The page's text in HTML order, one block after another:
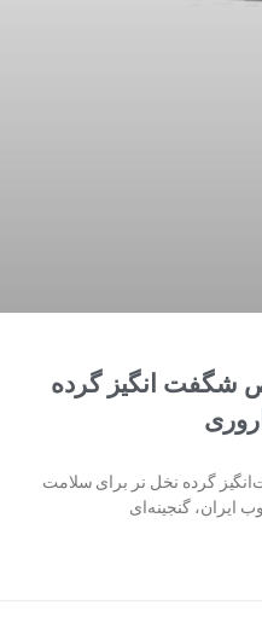
شگفت انگیز گرده
گرده نخل نر برای سلامت
ایران، گنجینه‌ای